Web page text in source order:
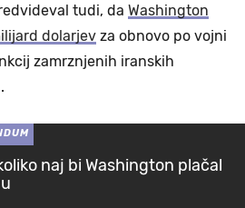
tudi, da Washington
dolarjev za obnovo po vojni
zamrznjenih iranskih
naj bi Washington plačal